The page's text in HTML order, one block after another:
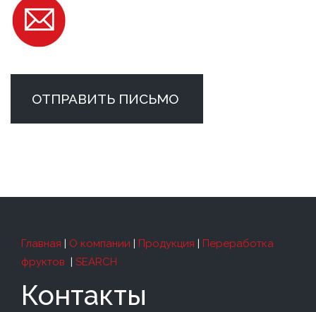
ОТПРАВИТЬ ПИСЬМО
Главная | О компании | Продукция | Переработка
фруктов | SEARCH
Контакты